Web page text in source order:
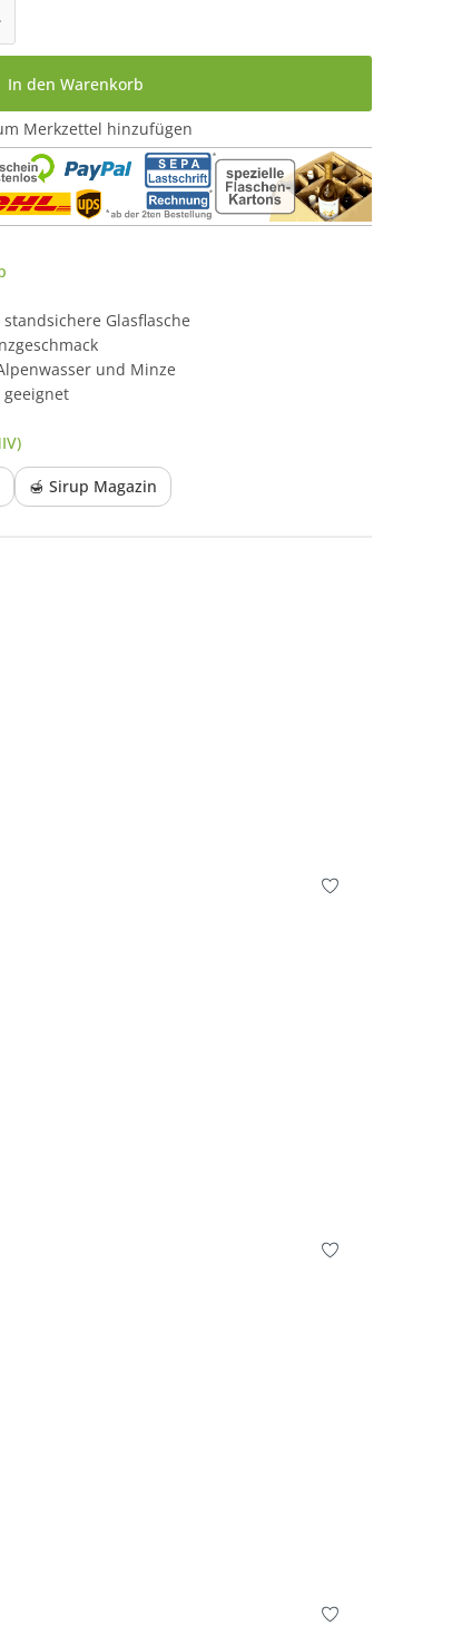
den gewünschten Wert ein
In den Warenkorb
Merkzettel hinzufügen
Glasflasche
und Minze
🍯 Sirup Magazin